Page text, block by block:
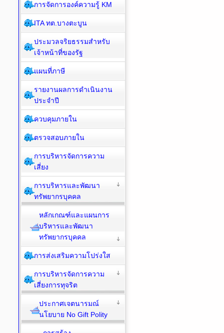
การจัดการองค์ความรู้ KM
ITA ทต.บางตะบูน
ประมวลจริยธรรมสำหรับ
เจ้าหน้าที่ของรัฐ
แผนที่ภาษี
รายงานผลการดำเนินงาน
ประจำปี
ควบคุมภายใน
ตรวจสอบภายใน
การบริหารจัดการความ
เสี่ยง
การบริหารและพัฒนา
ทรัพยากรบุคคล
หลักเกณฑ์และแผนการ
บริหารและพัฒนา
ทรัพยากรบุคคล
การส่งเสริมความโปร่งใส
การบริหารจัดการความ
เสี่ยงการทุจริต
ประกาศเจตนารมณ์
นโยบาย No Gift Polity